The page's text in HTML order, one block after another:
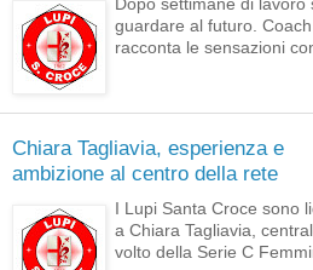
guardare al futuro.
racconta le sensazioni
Chiara Tagliavia, esperienza e
ambizione al centro della rete
I Lupi Santa Croce sono
a Chiara Tagliavia,
volto della Serie C